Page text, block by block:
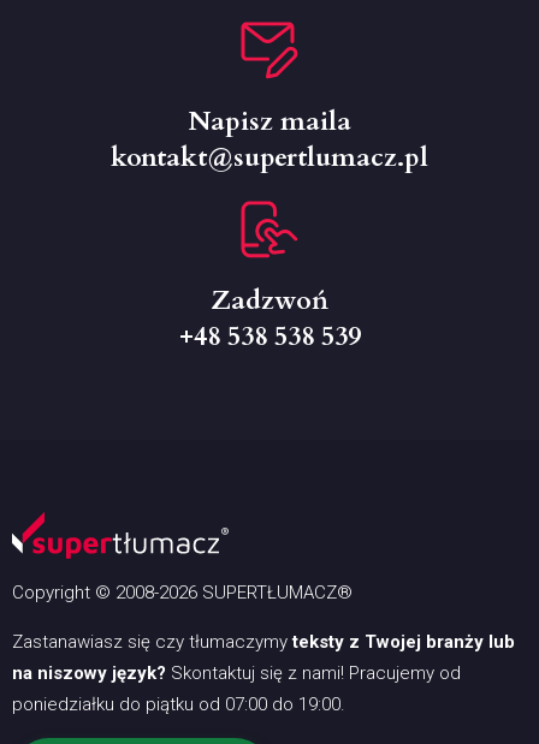
Napisz maila
kontakt@supertlumacz.pl
Zadzwoń
+48 538 538 539
Copyright © 2008-2026 SUPERTŁUMACZ®
Zastanawiasz się czy tłumaczymyteksty z Twojej branży lub
na niszowy język? Skontaktuj się z nami! Pracujemy od
poniedziałku do piątku od 07:00 do 19:00.